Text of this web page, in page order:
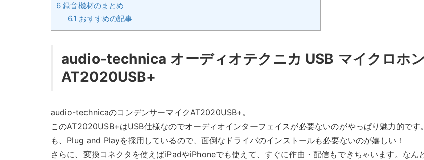
6 録音機材のまとめ
6.1 おすすめの記事
audio-technica オーディオテクニカ USB マイクロホン
AT2020USB+
audio-technicaのコンデンサーマイクAT2020USB+。
このAT2020USB+はUSB仕様なのでオーディオインターフェイスが必要ないのがやっぱり魅力的です
も、Plug and Playを採用しているので、面倒なドライバのインストールも必要ないのが嬉しい！
さらに、変換コネクタを使えばiPadやiPhoneでも使えて、すぐに作曲・配信もできちゃいます。なん